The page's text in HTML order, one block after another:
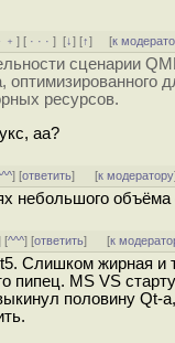
] [ · · ·][↓] [↑] [к
сценарии
ресурсов.
аа?
] [ответить] [к модератору
небольшого
[^^^] [ответить] [к
Слишком жирная и
пипец. MS VS
половину Qt-